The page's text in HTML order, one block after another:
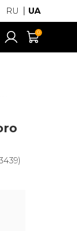
RU UA
0